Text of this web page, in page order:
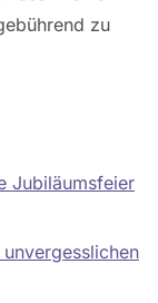
zu
Jubiläumsfeier